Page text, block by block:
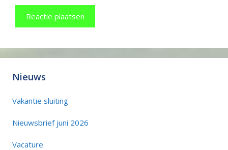
Nieuws
Vakantie sluiting
Nieuwsbrief juni 2026
Vacature